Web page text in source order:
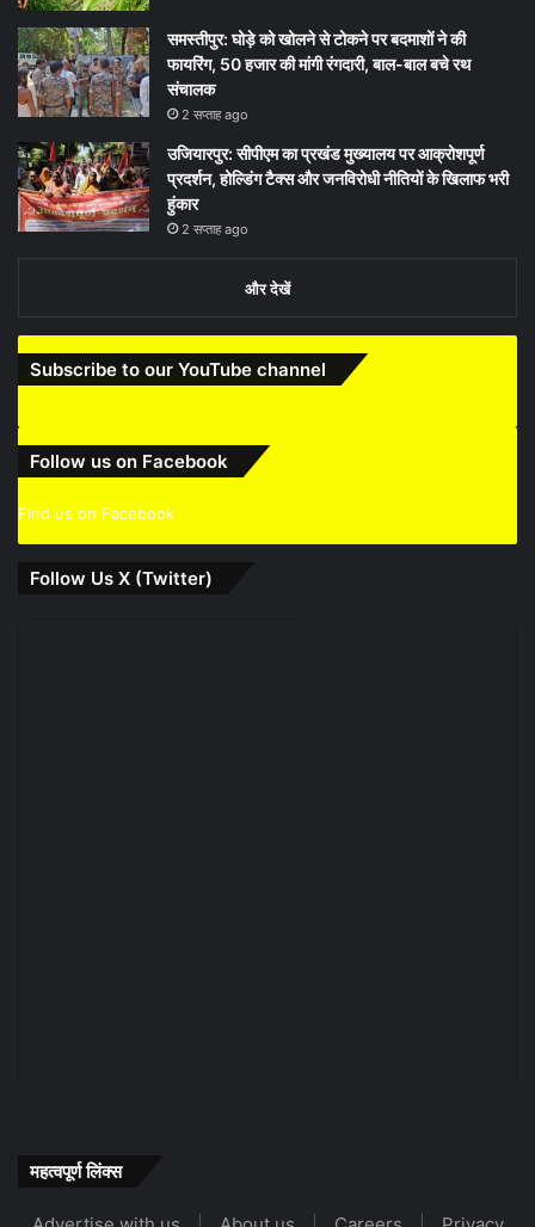
समस्तीपुर: घोड़े को खोलने से टोकने पर बदमाशों ने की
फायरिंग, 50 हजार की मांगी रंगदारी, बाल-बाल बचे रथ
संचालक
2 सप्ताह ago
उजियारपुर: सीपीएम का प्रखंड मुख्यालय पर आक्रोशपूर्ण
प्रदर्शन, होल्डिंग टैक्स और जनविरोधी नीतियों के खिलाफ भरी
हुंकार
2 सप्ताह ago
और देखें
Subscribe to our YouTube channel
Follow us on Facebook
Find us on Facebook
Follow Us X (Twitter)
महत्वपूर्ण लिंक्स